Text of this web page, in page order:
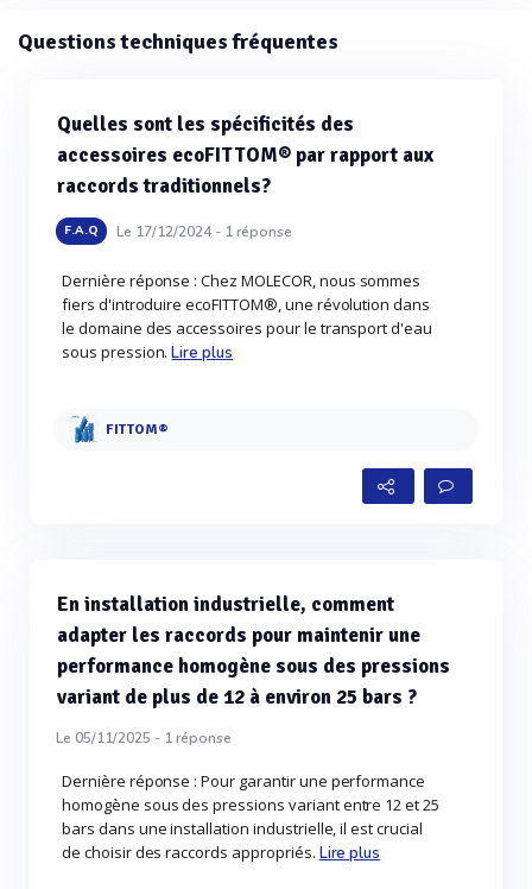
Questions techniques fréquentes
Quelles sont les spécificités des
accessoires ecoFITTOM® par rapport aux
raccords traditionnels?
F.A.Q Le 17/12/2024 - 1réponse
Dernière réponse : Chez MOLECOR, nous sommes
fiers d'introduire ecoFITTOM®, une révolution dans
le domaine des accessoires pour le transport d'eau
sous pression.Lire plus
FITTOM®
En installation industrielle, comment
adapter les raccords pour maintenir une
performance homogène sous des pressions
variant de plus de 12 à environ 25 bars ?
Le 05/11/2025 - 1réponse
Dernière réponse : Pour garantir une performance
homogène sous des pressions variant entre 12 et 25
bars dans une installation industrielle, il est crucial
de choisir des raccords appropriés. Lire plus